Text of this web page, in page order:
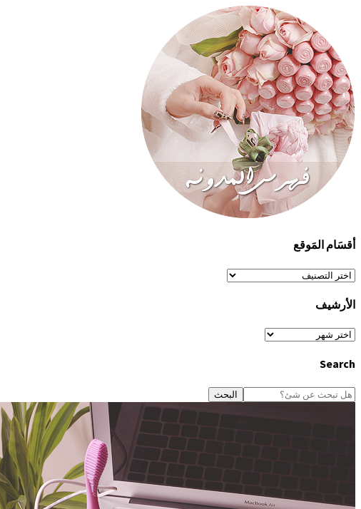
أقسَام المَوقع
أقسَام
الأرشيف
الأرشيف
Search